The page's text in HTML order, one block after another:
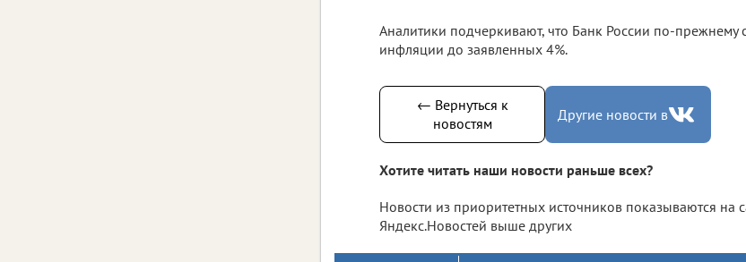
Аналитики подчеркивают, что Банк России по-прежнему
инфляции до заявленных 4%.
← Вернуться к
новостям
Другие новости в
Хотите читать наши новости раньше всех?
Новости из приоритетных источников показываются на
Яндекс.Новостей выше других